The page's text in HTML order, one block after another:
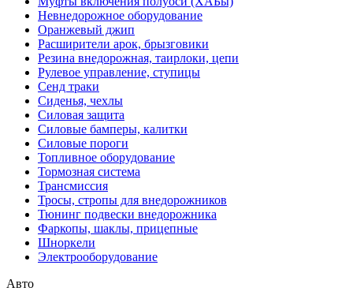
Невнедорожное оборудование
Оранжевый джип
Расширители арок, брызговики
Резина внедорожная, таирлоки, цепи
Рулевое управление, ступицы
Сенд траки
Сиденья, чехлы
Силовая защита
Силовые бамперы, калитки
Силовые пороги
Топливное оборудование
Тормозная система
Трансмиссия
Тросы, стропы для внедорожников
Тюнинг подвески внедорожника
Фаркопы, шаклы, прицепные
Шноркели
Электрооборудование
Авто